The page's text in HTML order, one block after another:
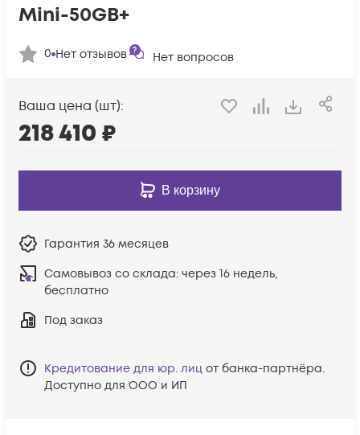
Mini-50GB+
0 Нет отзывов Нет вопросов
Ваша цена (шт):
218 410 ₽
В корзину
Гарантия 36 месяцев
Самовывоз со склада: через 16 недель,
бесплатно
Под заказ
Кредитование для юр. лиц от банка-партнёра.
Доступно для ООО и ИП